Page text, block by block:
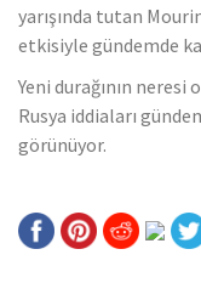
yarışında tutan
etkisiyle gündemde
Yeni durağının
Rusya iddiaları
görünüyor.